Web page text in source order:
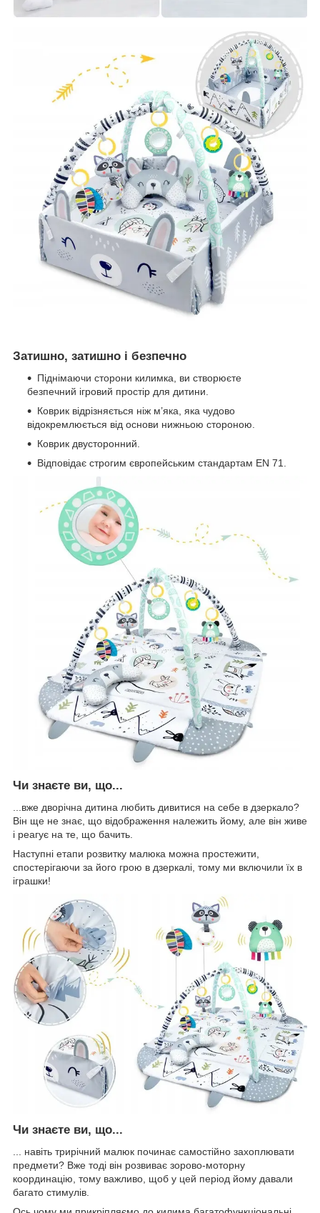
Затишно, затишно і безпечно
Піднімаючи сторони килимка, ви створюєте
безпечний ігровий простір для дитини.
Коврик відрізняється ніж м’яка, яка чудово
відокремлюється від основи нижньою стороною.
Коврик двусторонний.
Відповідає строгим європейським стандартам EN 71.
Чи знаєте ви, що...
...вже дворічна дитина любить дивитися на себе в дзеркало?
Він ще не знає, що відображення належить йому, але він живе
і реагує на те, що бачить.
Наступні етапи розвитку малюка можна простежити,
спостерігаючи за його грою в дзеркалі, тому ми включили їх в
іграшки!
Чи знаєте ви, що...
... навіть трирічний малюк починає самостійно захоплювати
предмети? Вже тоді він розвиває зорово-моторну
координацію, тому важливо, щоб у цей період йому давали
багато стимулів.